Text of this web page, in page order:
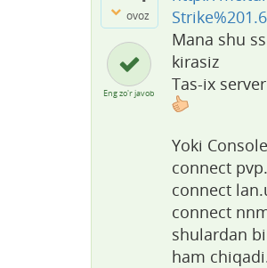
ovoz
Eng zo'r javob
Mana shu
kirasiz
Tas-ix
Yoki
connect
connect
connect
shulardan
ham